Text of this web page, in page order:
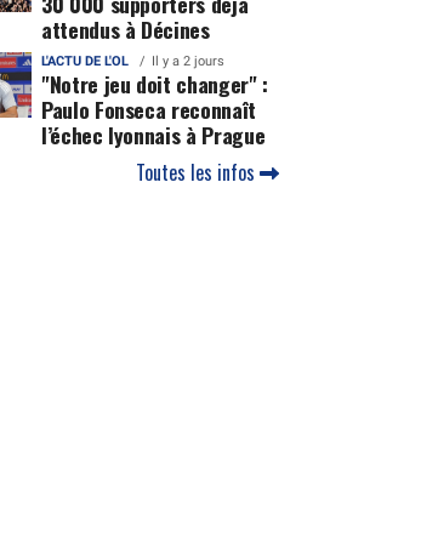
attendus à Décines
L'ACTU DE L'OL Il y a 2 jours
"Notre jeu doit changer" :
Paulo Fonseca reconnaît
l’échec lyonnais à Prague
Toutes les infos